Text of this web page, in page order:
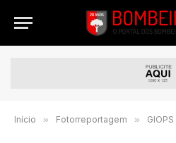
Início » Fotorreportagem » GIOPS